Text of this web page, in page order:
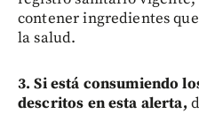
contener ingredientes
la salud.
3. Si está consumiendo
descritos en esta alerta,